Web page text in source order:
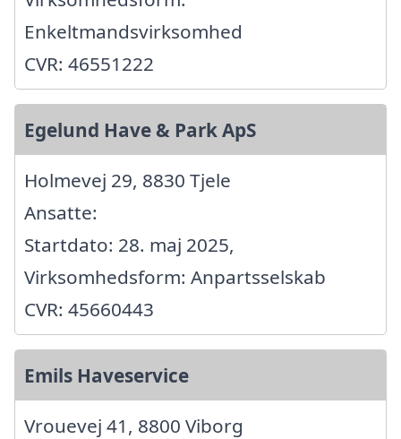
Enkeltmandsvirksomhed
CVR: 46551222
Egelund Have & Park ApS
Holmevej 29, 8830 Tjele
Ansatte:
Startdato: 28. maj 2025,
Virksomhedsform: Anpartsselskab
CVR: 45660443
Emils Haveservice
Vrouevej 41, 8800 Viborg